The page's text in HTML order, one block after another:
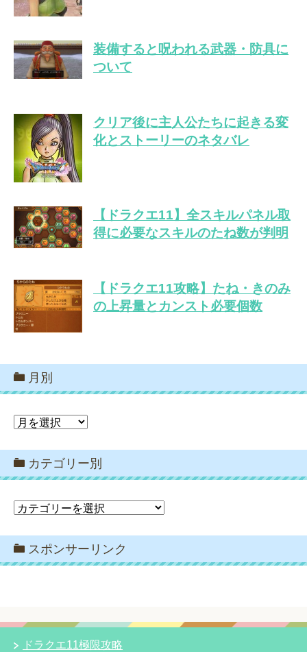
装備すると呪われる武器・防具に
ついて
クリア後に主人公たちに起きる変
化とストーリーのネタバレ
【ドラクエ11】全スキルパネル取
得に必要なスキルのたね数が判明
【ドラクエ11攻略】たね・きのみ
の上昇量とカンスト必要個数
月別
月
カテゴリー別
カ
ゴ
リ
ー
スポンサーリンク
ドラクエ11極限攻略